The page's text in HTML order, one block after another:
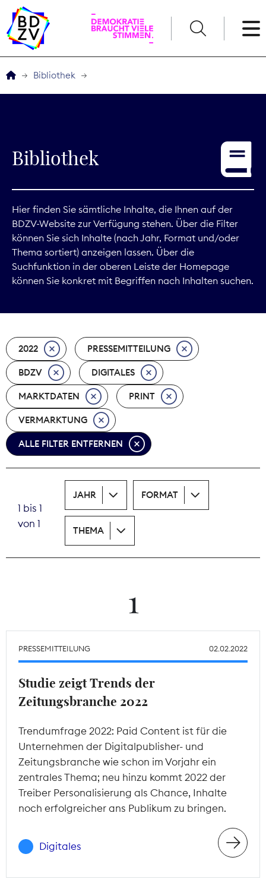
Service
Digitales
Kommunikation
Marktdaten
Nachhaltigkeit
Nachwuchs
Nova Award
Pressefreiheit
Print
Recht
Tarifpolitik
Theodor-Wolff-Preis
Mitgliederbereich
Bibliothek
Bibliothek
Hier finden Sie sämtliche Inhalte, die Ihnen auf der
BDZV-Website zur Verfügung stehen. Über die Filter
können Sie sich Inhalte (nach Jahr, Format und/oder
Thema sortiert) anzeigen lassen. Über die
Suchfunktion in der oberen Leiste der Homepage
können Sie konkret mit Begriffen nach Inhalten suchen.
2022 PRESSEMITTEILUNG
BDZV DIGITALES
MARKTDATEN PRINT
VERMARKTUNG
ALLE FILTER ENTFERNEN
1 bis 1
von 1
JAHR FORMAT
THEMA
1
PRESSEMITTEILUNG 02.02.2022
Studie zeigt Trends der
Zeitungsbranche 2022
Trendumfrage 2022: Paid Content ist für die
Unternehmen der Digitalpublisher- und
Zeitungsbranche wie schon im Vorjahr ein
zentrales Thema; neu hinzu kommt 2022 der
Treiber Personalisierung als Chance, Inhalte
noch erfolgreicher ans Publikum zu bringen.
Digitales